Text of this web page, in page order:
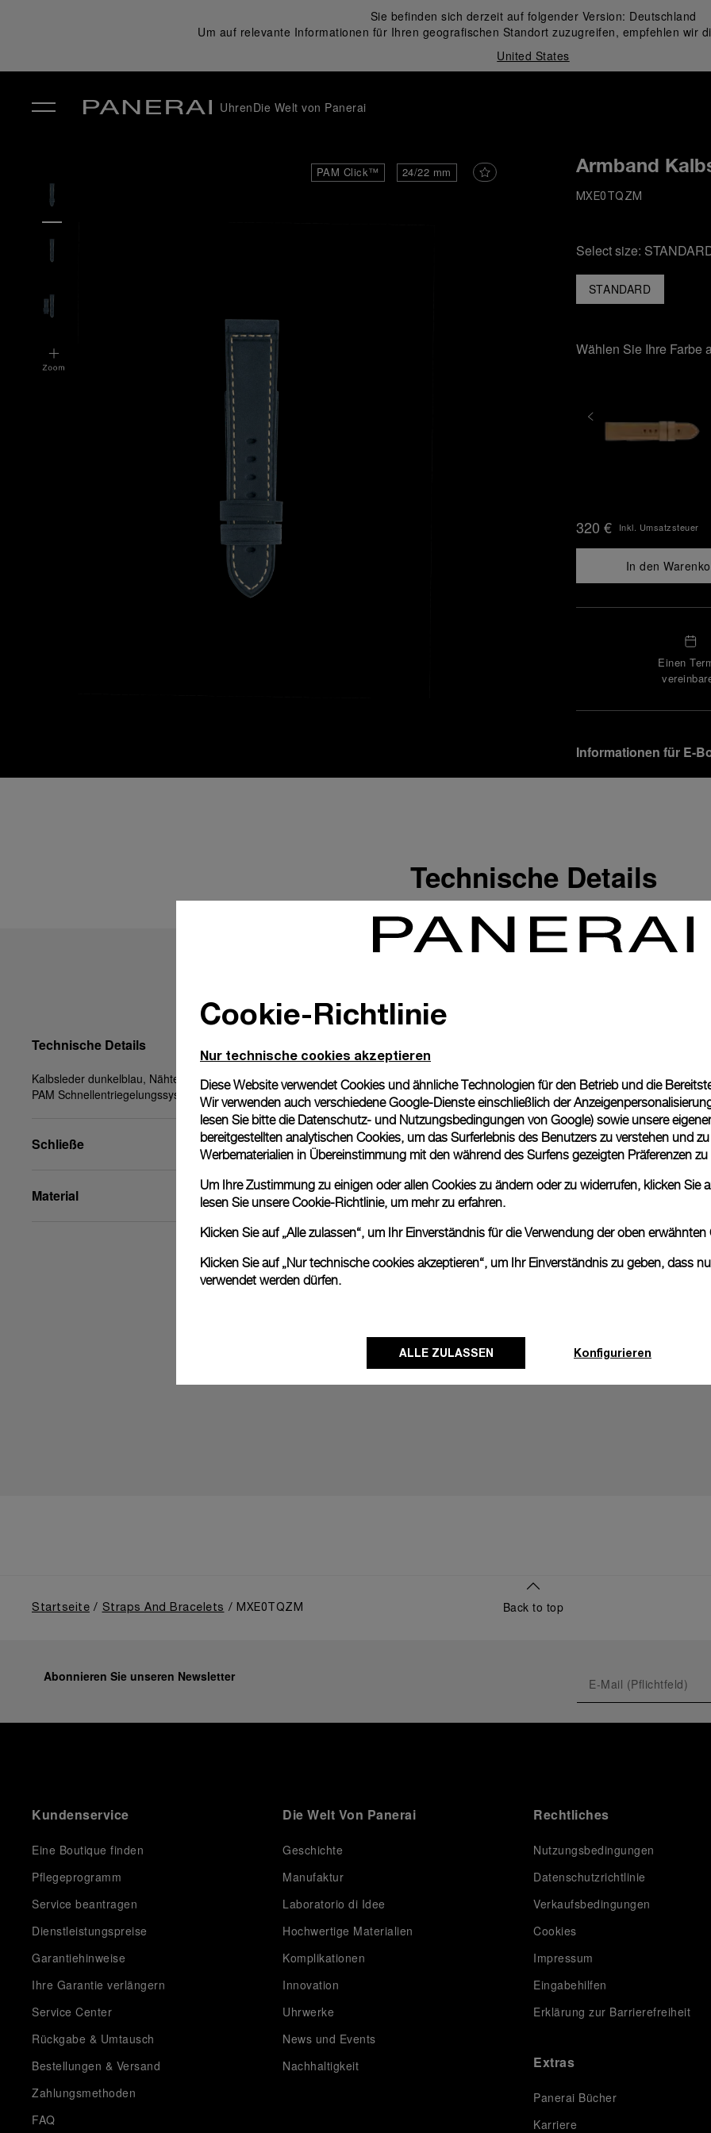
Sie befinden sich derzeit auf folgender Version: Deutschland
Um auf relevante Informationen für Ihren geografischen Standort zuzugreifen, empfehlen wir
United States
UhrenDie Welt von Panerai
PAM Click™ 24/22 mm Armband
MXE0TQZM
Select size:
STANDARD
Wählen Sie Ihre Farbe
320 € Inkl. Umsatzsteuer
In den
Einen
Informationen für E-
Rückgabe &
Geschenkempfänger
Mehr Informationen
Geschenkverpackung
Alle Bestellungen
Panerai Box geliefert.
eine individuelle
Bitte beachten Sie, dass es
Technische Details
Technische Details
Kalbsleder dunkelblau, Nähte ecru, STD, 24/22,
PAM Schnellentriegelungssystem™
Schließe
Material
Startseite Straps And Bracelets MXE0TQZM Back to top
Abonnieren Sie unseren Newsletter
Kundenservice
Eine Boutique finden
Pflegeprogramm
Service beantragen
Dienstleistungspreise
Garantiehinweise
Ihre Garantie verlängern
Service Center
Rückgabe & Umtausch
Bestellungen & Versand
Zahlungsmethoden
FAQ
Die Welt Von Panerai
Geschichte
Manufaktur
Laboratorio di Idee
Hochwertige Materialien
Komplikationen
Innovation
Uhrwerke
News und Events
Nachhaltigkeit
Rechtliches
Nutzungsbedingungen
Datenschutzrichtlinie
Verkaufsbedingungen
Cookies
Impressum
Eingabehilfen
Erklärung zur Barrierefreiheit
Extras
Panerai Bücher
Karriere
Cookie-Richtlinie
Nur technische cookies akzeptieren
Diese Website verwendet Cookies und ähnliche Technologien für den Betrieb und die
Wir verwenden auch verschiedene Google-Dienste einschließlich der
lesen Sie bitte die Datenschutz- und Nutzungsbedingungen von Google) sowie unsere
bereitgestellten analytischen Cookies, um das Surferlebnis des Benutzers zu verstehen und
Werbematerialien in Übereinstimmung mit den während des Surfens gezeigten Präferenzen
Um Ihre Zustimmung zu einigen oder allen Cookies zu ändern oder zu widerrufen, klicken Sie
lesen Sie unsereCookie-Richtlinie, um mehr zu erfahren.
Klicken Sie auf „Alle zulassen“, um Ihr Einverständnis für die Verwendung der oben
Klicken Sie auf „Nur technische cookies akzeptieren“, um Ihr Einverständnis zu geben, dass
verwendet werden dürfen.
ALLE ZULASSEN Konfigurieren